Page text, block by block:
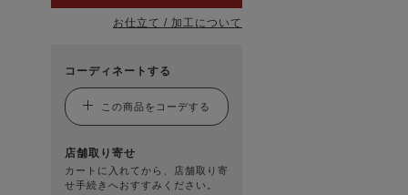
お仕立て / 加工について
コーディネートする
この商品をコーデする
店舗取り寄せ
カートに入れてから、店舗取り寄
せ手続きへおすすみください。